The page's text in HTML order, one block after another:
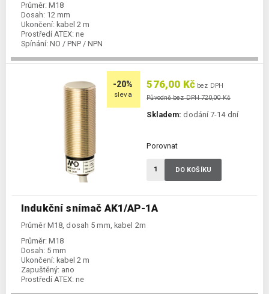
Průměr: M18
Dosah: 12 mm
Ukončení: kabel 2 m
Prostředí ATEX: ne
Spínání: NO / PNP / NPN
-20%
sleva
Indukční snímač AK1/AP-1A
Průměr M18, dosah 5 mm, kabel 2m
Průměr: M18
Dosah: 5 mm
Ukončení: kabel 2 m
Zapuštěný: ano
Prostředí ATEX: ne
576,00 Kč bez DPH
Původně bez DPH 720,00 Kč
Skladem: dodání 7-14 dní
Porovnat
DO KOŠÍKU